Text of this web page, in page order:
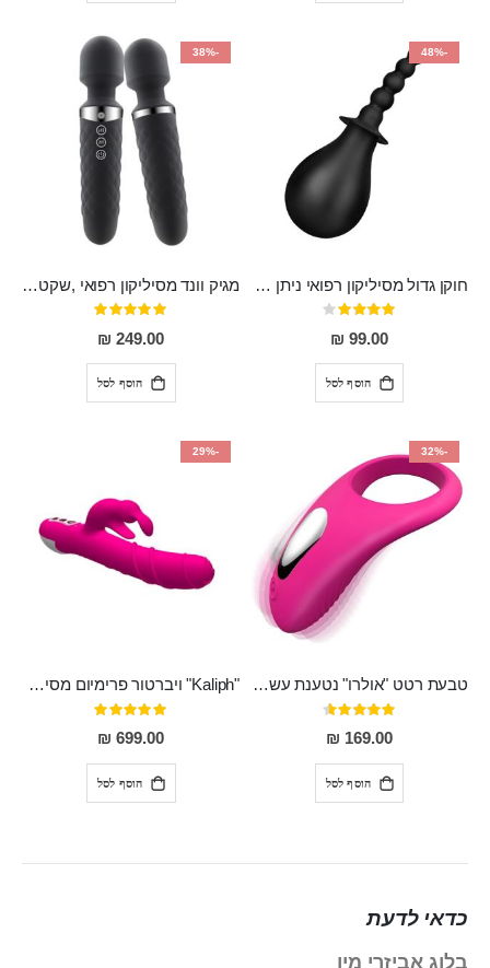
-48%
חוקן גדול מסיליקון רפואי ניתן לשימוש גם כפלאג וגם כחרוזים אנאלים
דירוג:
80%
99.00 ₪
הוסף לסל
-38%
מגיק וונד מסיליקון רפואי ,שקט במיוחד, נטען בעל 10 מהירויות שונות "Erna"
דירוג:
100%
249.00 ₪
הוסף לסל
-32%
טבעת רטט "אולרו" נטענת עשויה סיליקון רפואי עם רטט חזק ומטריף חושים
דירוג:
91%
169.00 ₪
הוסף לסל
-29%
"Kaliph" ויברטור פרימיום מסיליקון רפואי , נטען, שקט במיוחד, מסתובב ומתפתל, שמנמן עם חדירה 14 סמ
דירוג:
100%
699.00 ₪
הוסף לסל
כדאי לדעת
בלוג אביזרי מין